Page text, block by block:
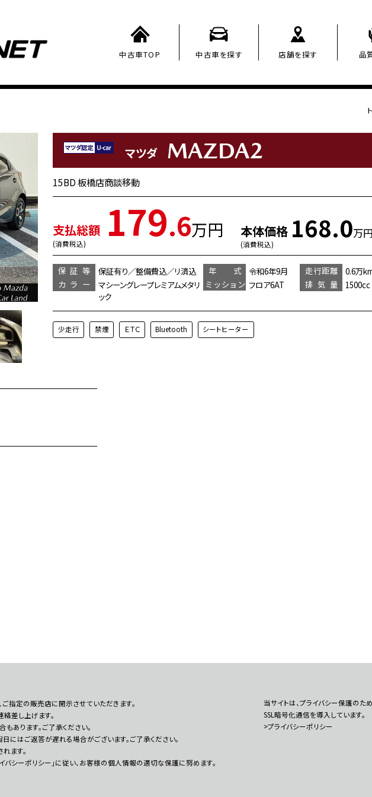
中古車TOP 中古車を探す 店舗を探す 品
マツダ MAZDA2
15BD 板橋店商談移動
支払総額
(消費税込) 179.6万円 本体価格
(消費税込)
168.0万円
保証等 保証有り／整備費込／リ済込 年 式 令和6年9月 走行距離 0.6万
カラー
マシーングレープレミアムメタリ
ック
ミッション フロア6AT 排気量 1500cc
少走行 禁煙 ＥＴＣ Bluetooth シートヒーター
指定の販売店に開示させていただきます。
差し上げます。
あります。ご了承ください。
にはご返答が遅れる場合がございます。ご了承ください。
ます。
バシーポリシー」に従い、お客様の個人情報の適切な保護に努めます。
当サイトは、プライバシー保護のため
SSL暗号化通信を導入しています。
>プライバシーポリシー